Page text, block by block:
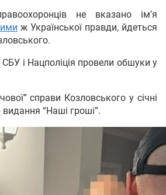
не вказано ім’я
ж Української правди, йдеться
і Нацполіція провели обшуки у
справи Козловського у січні
видання “Наші гроші”.